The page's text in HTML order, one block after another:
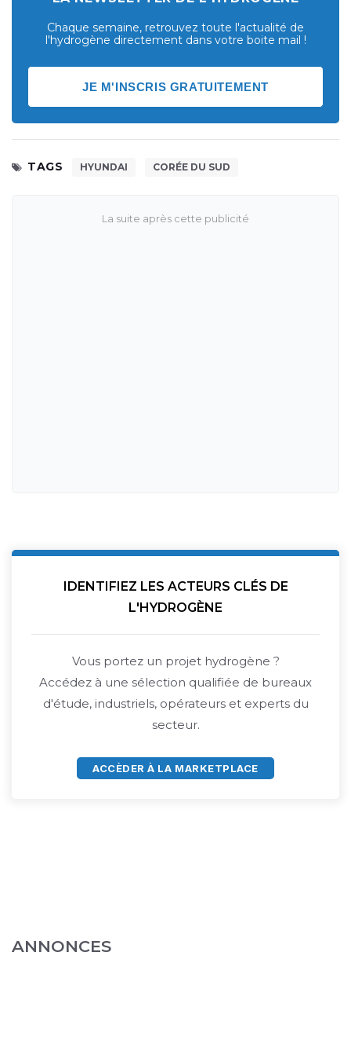
Chaque semaine, retrouvez toute l'actualité de
l'hydrogène directement dans votre boite mail !
JE M'INSCRIS GRATUITEMENT
TAGS HYUNDAI CORÉE DU SUD
IDENTIFIEZ LES ACTEURS CLÉS DE
L'HYDROGÈNE
Vous portez un projet hydrogène ?
Accédez à une sélection qualifiée de bureaux
d'étude, industriels, opérateurs et experts du
secteur.
ACCÈDER À LA MARKETPLACE
ANNONCES